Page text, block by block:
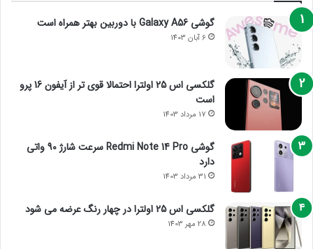
گوشی Galaxy A56 با دوربین بهتر همراه است
6 آبان 1403
گلکسی اس 25 اولترا احتمالا قوی تر از آیفون 16 پرو
است
17 مرداد 1403
گوشی Redmi Note 14 Pro سرعت شارژ 90 واتی
دارد
31 مرداد 1403
گلکسی اس 25 اولترا در چهار رنگ عرضه می شود
28 مهر 1403